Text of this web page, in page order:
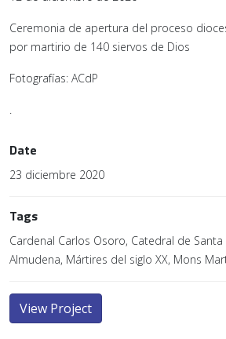
Ceremonia de apertura del proceso
por martirio de 140 siervos de Dios
Fotografías: ACdP
Date
23 diciembre 2020
Tags
Cardenal Carlos Osoro, Catedral de Santa
Almudena, Mártires del siglo XX, Mons
View Project